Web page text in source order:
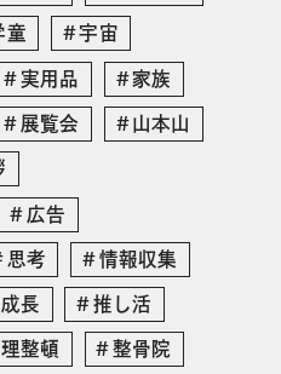
童 宇宙
実用品 家族
展覧会 山本山
広告
思考 情報収集
成長 推し活
整頓 整骨院